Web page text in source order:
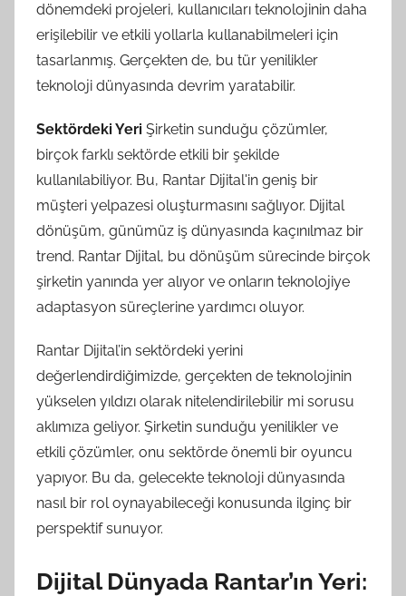
dönemdeki projeleri, kullanıcıları teknolojinin daha
erişilebilir ve etkili yollarla kullanabilmeleri için
tasarlanmış. Gerçekten de, bu tür yenilikler
teknoloji dünyasında devrim yaratabilir.
Sektördeki Yeri Şirketin sunduğu çözümler,
birçok farklı sektörde etkili bir şekilde
kullanılabiliyor. Bu, Rantar Dijital'in geniş bir
müşteri yelpazesi oluşturmasını sağlıyor. Dijital
dönüşüm, günümüz iş dünyasında kaçınılmaz bir
trend. Rantar Dijital, bu dönüşüm sürecinde birçok
şirketin yanında yer alıyor ve onların teknolojiye
adaptasyon süreçlerine yardımcı oluyor.
Rantar Dijital’in sektördeki yerini
değerlendirdiğimizde, gerçekten de teknolojinin
yükselen yıldızı olarak nitelendirilebilir mi sorusu
aklımıza geliyor. Şirketin sunduğu yenilikler ve
etkili çözümler, onu sektörde önemli bir oyuncu
yapıyor. Bu da, gelecekte teknoloji dünyasında
nasıl bir rol oynayabileceği konusunda ilginç bir
perspektif sunuyor.
Dijital Dünyada Rantar’ın Yeri: